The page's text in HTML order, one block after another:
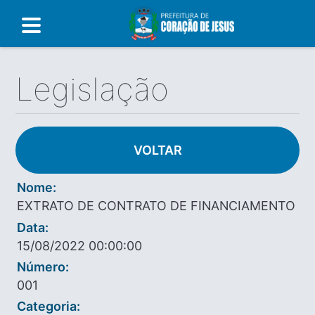
Legislação
VOLTAR
Nome:
EXTRATO DE CONTRATO DE FINANCIAMENTO
Data:
15/08/2022 00:00:00
Número:
001
Categoria: